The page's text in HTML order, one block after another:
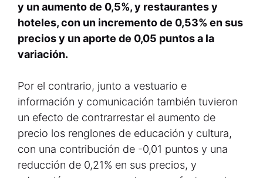
y un aumento de 0,5%, y restaurantes y
hoteles, con un incremento de 0,53% en sus
precios y un aporte de 0,05 puntos a la
variación.
Por el contrario, junto a vestuario e
información y comunicación también tuvieron
un efecto de contrarrestar el aumento de
precio los renglones de educación y cultura,
con una contribución de -0,01 puntos y una
reducción de 0,21% en sus precios, y